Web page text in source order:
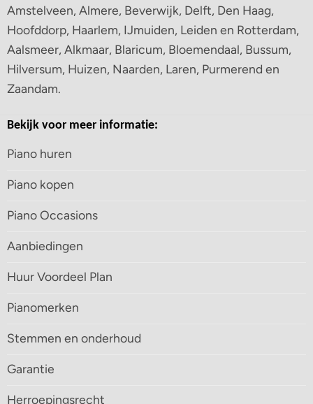
Amstelveen, Almere, Beverwijk, Delft, Den Haag,
Hoofddorp, Haarlem, IJmuiden, Leiden en Rotterdam,
Aalsmeer, Alkmaar, Blaricum, Bloemendaal, Bussum,
Hilversum, Huizen, Naarden, Laren, Purmerend en
Zaandam.
Bekijk voor meer informatie:
Piano huren
Piano kopen
Piano Occasions
Aanbiedingen
Huur Voordeel Plan
Pianomerken
Stemmen en onderhoud
Garantie
Herroepingsrecht